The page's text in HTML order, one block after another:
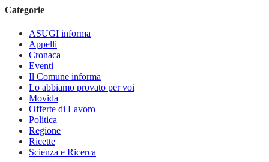
Categorie
ASUGI informa
Appelli
Cronaca
Eventi
Il Comune informa
Lo abbiamo provato per voi
Movida
Offerte di Lavoro
Politica
Regione
Ricette
Scienza e Ricerca